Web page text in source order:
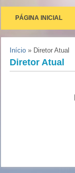
PÁGINA INICIAL
Você está aqui
Início » Diretor Atual
Diretor Atual